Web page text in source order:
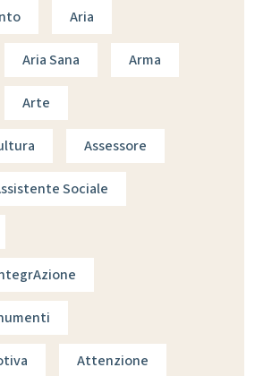
Aria
Aria Sana Arma
Arte
Assessore
Sociale
Attenzione